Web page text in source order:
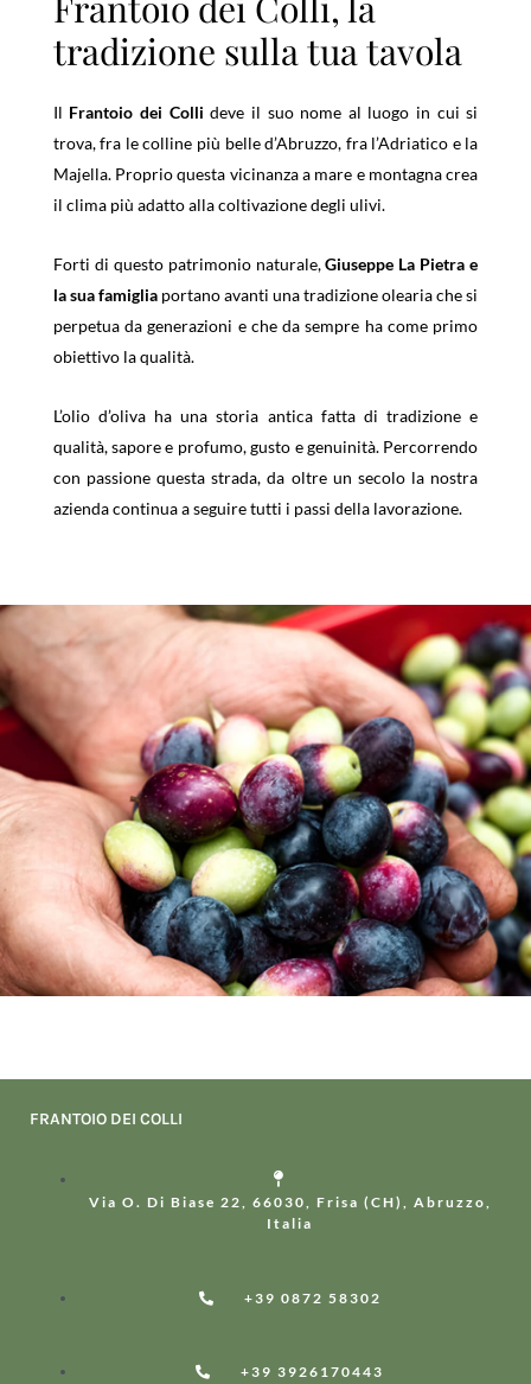
tradizione sulla tua tavola
Il Frantoio dei Collideve il suo nome al luogo in cui si
trova, fra le colline più belle d’Abruzzo, fra l’Adriatico e la
Majella. Proprio questa vicinanza a mare e montagna crea
il clima più adatto alla coltivazione degli ulivi.
Forti di questo patrimonio naturale,Giuseppe La Pietra e
la sua famiglia portano avanti una tradizione olearia che si
perpetua da generazioni e che da sempre ha come primo
obiettivo la qualità.
L’olio d’oliva ha una storia antica fatta di tradizione e
qualità, sapore e profumo, gusto e genuinità. Percorrendo
con passione questa strada, da oltre un secolo la nostra
azienda continua a seguire tutti i passi della lavorazione.
FRANTOIO DEI COLLI
Via O. Di Biase 22, 66030, Frisa (CH), Abruzzo,
Italia
+39 0872 58302
+39 3926170443